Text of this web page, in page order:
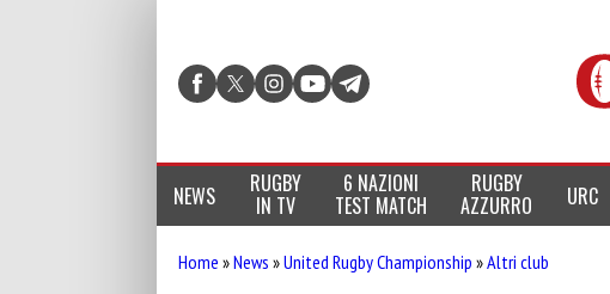
NEWS RUGBY
IN TV
6 NAZIONI
TEST MATCH
RUGBY
AZZURRO URC
Home »News »United Rugby Championship »Altri club